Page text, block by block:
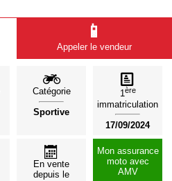
📱
Appeler le vendeur
Catégorie
Sportive
1ère
immatriculation
17/09/2024
En vente
depuis le
Mon assurance
moto avec
AMV